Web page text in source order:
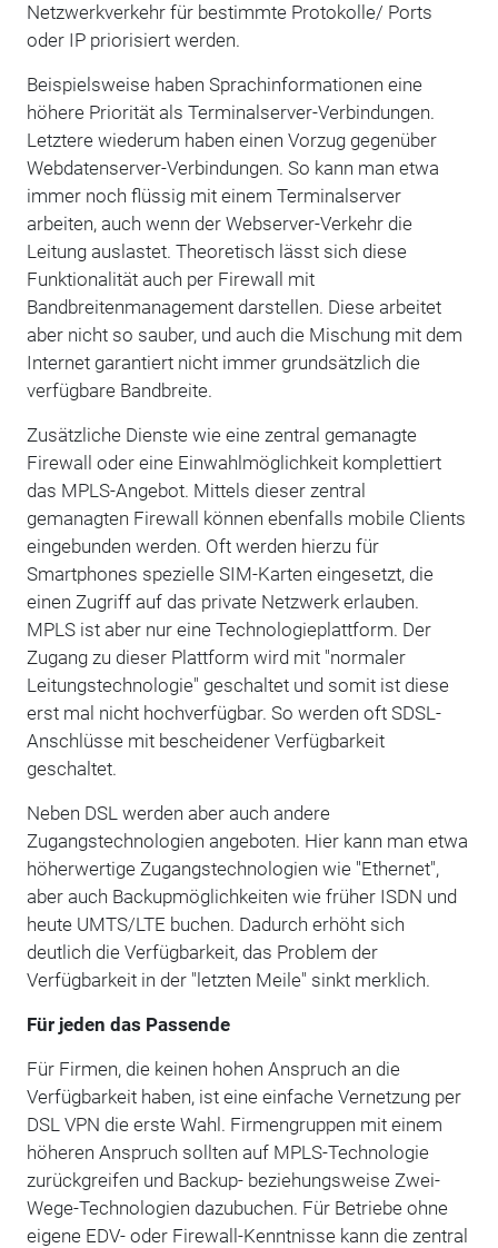
Netzwerkverkehr für bestimmte Protokolle/ Ports
oder IP priorisiert werden.
Beispielsweise haben Sprachinformationen eine
höhere Priorität als Terminalserver-Verbindungen.
Letztere wiederum haben einen Vorzug gegenüber
Webdatenserver-Verbindungen. So kann man etwa
immer noch flüssig mit einem Terminalserver
arbeiten, auch wenn der Webserver-Verkehr die
Leitung auslastet. Theoretisch lässt sich diese
Funktionalität auch per Firewall mit
Bandbreitenmanagement darstellen. Diese arbeitet
aber nicht so sauber, und auch die Mischung mit dem
Internet garantiert nicht immer grundsätzlich die
verfügbare Bandbreite.
Zusätzliche Dienste wie eine zentral gemanagte
Firewall oder eine Einwahlmöglichkeit komplettiert
das MPLS-Angebot. Mittels dieser zentral
gemanagten Firewall können ebenfalls mobile Clients
eingebunden werden. Oft werden hierzu für
Smartphones spezielle SIM-Karten eingesetzt, die
einen Zugriff auf das private Netzwerk erlauben.
MPLS ist aber nur eine Technologieplattform. Der
Zugang zu dieser Plattform wird mit "normaler
Leitungstechnologie" geschaltet und somit ist diese
erst mal nicht hochverfügbar. So werden oft SDSL-
Anschlüsse mit bescheidener Verfügbarkeit
geschaltet.
Neben DSL werden aber auch andere
Zugangstechnologien angeboten. Hier kann man etwa
höherwertige Zugangstechnologien wie "Ethernet",
aber auch Backupmöglichkeiten wie früher ISDN und
heute UMTS/LTE buchen. Dadurch erhöht sich
deutlich die Verfügbarkeit, das Problem der
Verfügbarkeit in der "letzten Meile" sinkt merklich.
Für jeden das Passende
Für Firmen, die keinen hohen Anspruch an die
Verfügbarkeit haben, ist eine einfache Vernetzung per
DSL VPN die erste Wahl. Firmengruppen mit einem
höheren Anspruch sollten auf MPLS-Technologie
zurückgreifen und Backup- beziehungsweise Zwei-
Wege-Technologien dazubuchen. Für Betriebe ohne
eigene EDV- oder Firewall-Kenntnisse kann die zentral